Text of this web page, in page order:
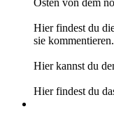
Osten von dem
Hier findest du
sie kommentieren.
Hier kannst du
Hier findest du